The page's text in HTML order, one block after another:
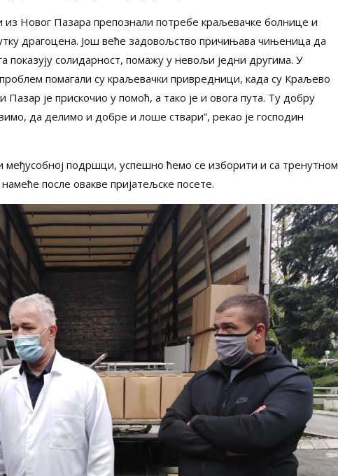
Новог Пазара препознали потребе краљевачке болнице и
драгоцена. Још веће задовољство причињава чињеница да
показују солидарност, помажу у невољи једни другима. У
помагали су краљевачки привредници, када су Краљево
је прискочио у помоћ, а тако је и овога пута. Ту добру
да делимо и добре и лоше ствари”, рекао је господин
међусобној подршци, успешно ћемо се изборити и са тренутном
после овакве пријатељске посете.